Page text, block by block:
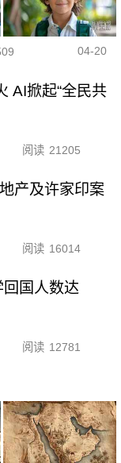
04-20
AI掀起“全民共
阅读 21205
产及许家印案
阅读 16014
国人数达
阅读 12781